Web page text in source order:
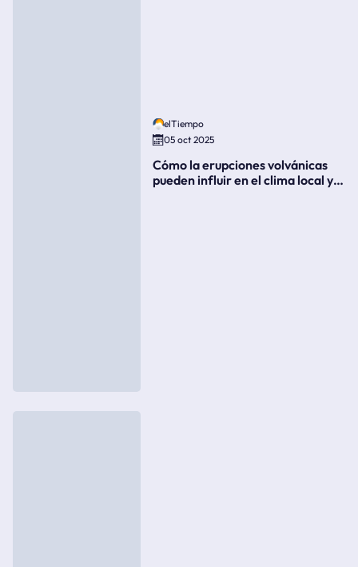
elTiempo
05 oct 2025
Cómo la erupciones volvánicas
pueden influir en el clima local y